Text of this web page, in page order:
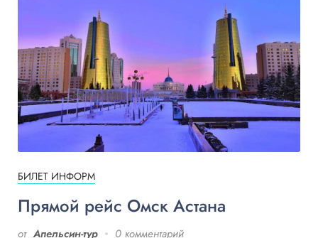
БИЛЕТ ИНФОРМ
Прямой рейс Омск Астана
от Апельсин-тур 0 комментарий